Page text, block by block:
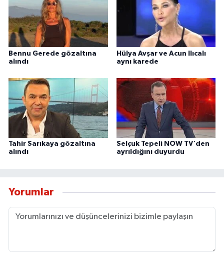
Bennu Gerede gözaltına
alındı
Hülya Avşar ve Acun Ilıcalı
aynı karede
Tahir Sarıkaya gözaltına
alındı
Selçuk Tepeli NOW TV'den
ayrıldığını duyurdu
Yorumlar